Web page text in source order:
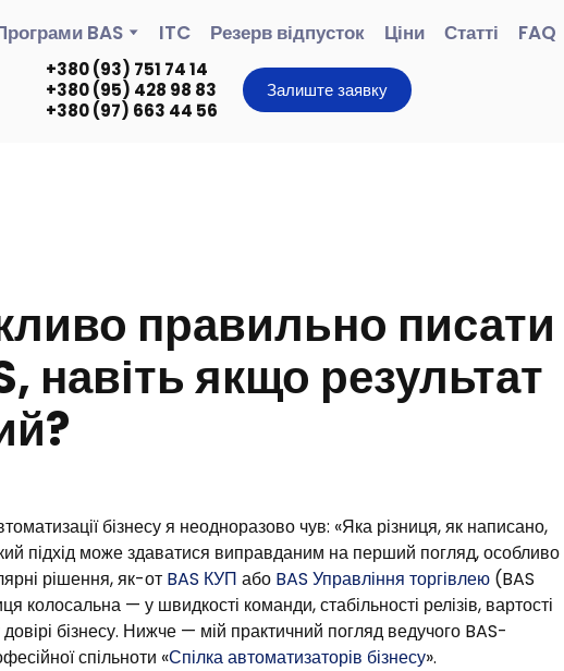
BAS ITC Резерв відпусток Ціни Статті FAQ
+380 (93) 751 74 14
+380 (95) 428 98 83
+380 (97) 663 44 56
Залиште заявку
правильно писати
навіть якщо результат
бізнесу я неодноразово чув: «Яка різниця, як написано,
підхід може здаватися виправданим на перший погляд, особливо
рішення, як-от BAS КУП або BAS Управління торгівлею (BAS
колосальна — у швидкості команди, стабільності релізів, вартості
бізнесу. Нижче — мій практичний погляд ведучого BAS-
спільноти «Спілка автоматизаторів бізнесу».